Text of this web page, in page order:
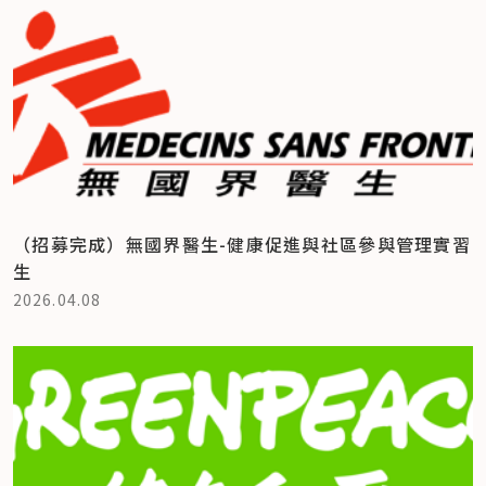
（招募完成）無國界醫生-健康促進與社區參與管理實習
生
2026.04.08